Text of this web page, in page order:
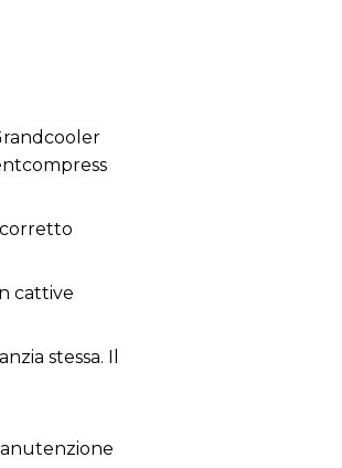
cattive
stessa. Il